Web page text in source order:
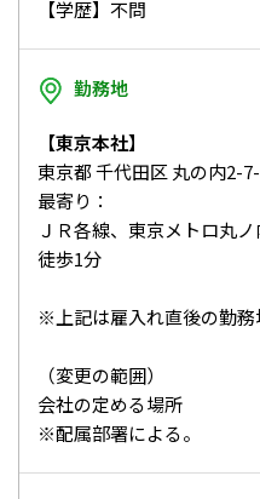
【学歴】不問
勤務地
【東京本社】
東京都 千代田区 丸の内2-
最寄り：
ＪＲ各線、東京メトロ丸
徒歩1分
※上記は雇入れ直後の勤務
（変更の範囲）
会社の定める場所
※配属部署による。